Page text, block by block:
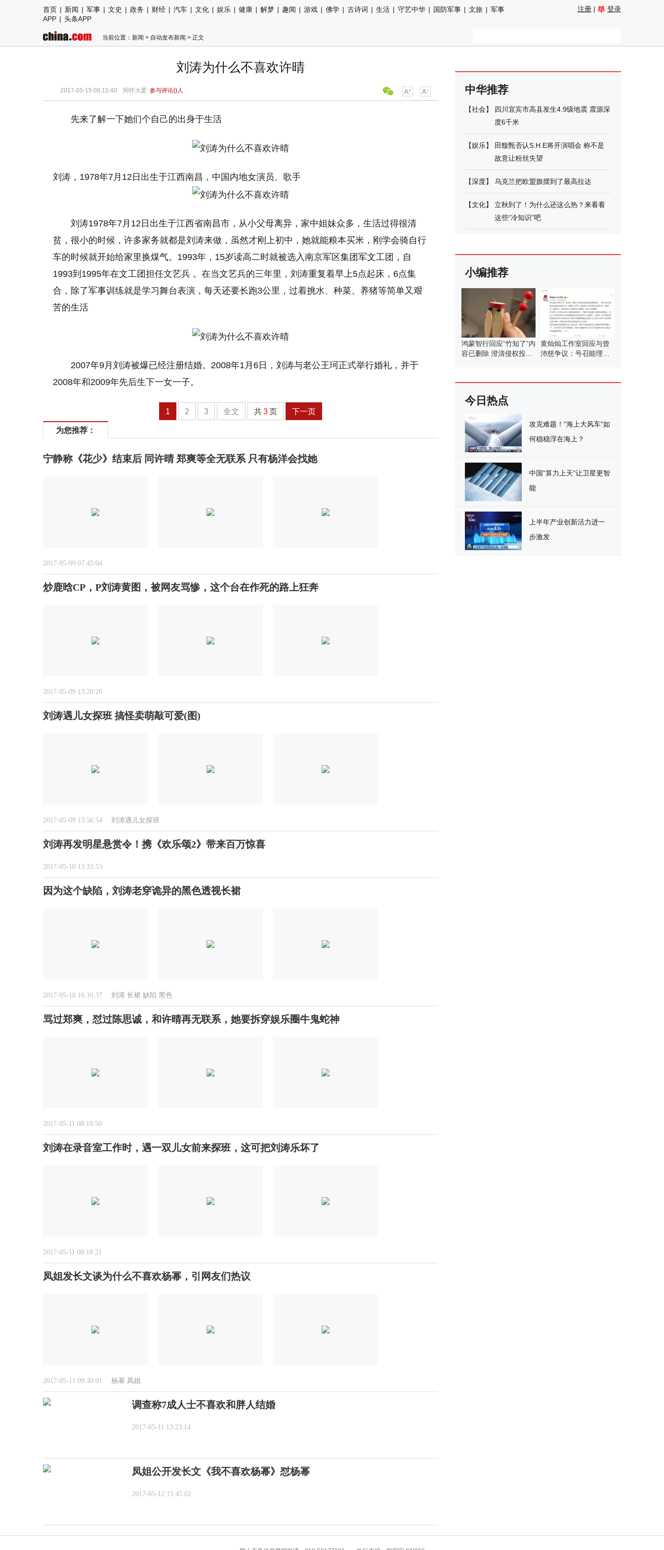
首页 | 新闻 | 军事 | 文史 | 政务 | 财经 | 汽车 | 文化 | 娱乐 | 健康 | 解梦 | 趣闻 | 游戏 | 佛学 | 古诗词 | 生活 | 守艺中华 | 国防军事 | 文旅 | 军事
APP | 头条APP
注册 | 登录
当前位置： 新闻 > 自动发布新闻 > 正文
刘涛为什么不喜欢许晴
2017-05-15 08:15:40 同怀大爱 参与评论()人
先来了解一下她们个自己的出身于生活
刘涛，1978年7月12日出生于江西南昌，中国内地女演员、歌手
刘涛1978年7月12日出生于江西省南昌市，从小父母离异，家中姐妹众多，生活过得很清
贫，很小的时候，许多家务就都是刘涛来做，虽然才刚上初中，她就能粮本买米，刚学会骑自行
车的时候就开始给家里换煤气。1993年，15岁读高二时就被选入南京军区集团军文工团，自
1993到1995年在文工团担任文艺兵 。在当文艺兵的三年里，刘涛重复着早上5点起床，6点集
合，除了军事训练就是学习舞台表演，每天还要长跑3公里，过着挑水、种菜、养猪等简单又艰
苦的生活
2007年9月刘涛被爆已经注册结婚。2008年1月6日，刘涛与老公王珂正式举行婚礼，并于
2008年和2009年先后生下一女一子。
1 2 3 全文 共3页 下一页
为您推荐：
宁静称《花少》结束后 同许晴 郑爽等全无联系 只有杨洋会找她
2017-05-09 07:45:04
炒鹿晗CP，P刘涛黄图，被网友骂惨，这个台在作死的路上狂奔
2017-05-09 13:20:20
刘涛遇儿女探班 搞怪卖萌敲可爱(图)
2017-05-09 13:56:54 刘涛遇儿女探班
刘涛再发明星悬赏令！携《欢乐颂2》带来百万惊喜
2017-05-10 13:33:53
因为这个缺陷，刘涛老穿诡异的黑色透视长裙
2017-05-10 16:16:37 刘涛 长裙 缺陷 黑色
骂过郑爽，怼过陈思诚，和许晴再无联系，她要拆穿娱乐圈牛鬼蛇神
2017-05-11 08:10:50
刘涛在录音室工作时，遇一双儿女前来探班，这可把刘涛乐坏了
2017-05-11 08:18:21
凤姐发长文谈为什么不喜欢杨幂，引网友们热议
2017-05-11 09:30:01 杨幂 凤姐
调查称7成人士不喜欢和胖人结婚
2017-05-11 13:23:14
凤姐公开发长文《我不喜欢杨幂》怼杨幂
2017-05-12 15:45:02
中华推荐
【社会】
四川宜宾市高县发生4.9级地震 震源深
度6千米
【娱乐】
田馥甄否认S.H.E将开演唱会 称不是
故意让粉丝失望
【深度】 乌克兰把欧盟旗摆到了最高拉达
【文化】
立秋到了！为什么还这么热？来看看
这些“冷知识”吧
小编推荐
鸿蒙智行回应“竹知了”内
容已删除 澄清侵权投诉
黄灿灿工作室回应与曾
沛慈争议：号召能理智
今日热点
攻克难题！“海上大风车”如
何稳稳浮在海上？
中国“算力上天”让卫星更智
能
上半年产业创新活力进一
步激发